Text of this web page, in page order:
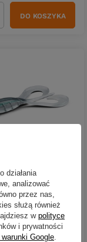
DO KOSZYKA
TWN 60 | P-01 |
| 34 g
zł
PKTpunktów
działania
analizować
przez nas,
służą również
w polityce
i prywatności
Google